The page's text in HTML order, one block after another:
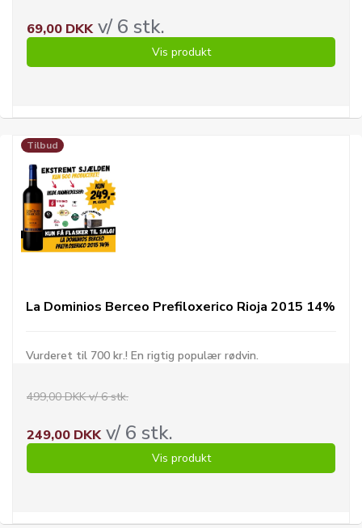
69,00 DKKv/ 6 stk.
Vis produkt
Tilbud
La Dominios Berceo Prefiloxerico Rioja 2015 14%
Vurderet til 700 kr.! En rigtig populær rødvin.
499,00 DKK v/ 6 stk.
249,00 DKKv/ 6 stk.
Vis produkt